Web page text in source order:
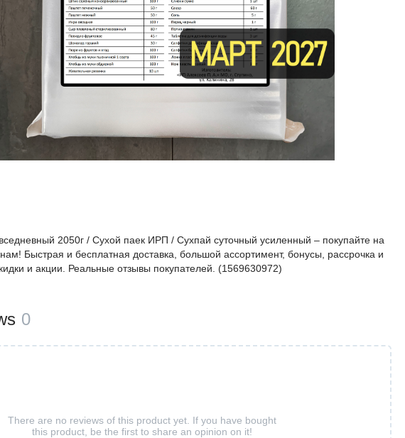
2050г / Сухой паек ИРП / Сухпай суточный усиленный – покупайте на
Быстрая и бесплатная доставка, большой ассортимент, бонусы, рассрочка и
и акции. Реальные отзывы покупателей. (1569630972)
0
There are no reviews of this product yet. If you have bought
this product, be the first to share an opinion on it!